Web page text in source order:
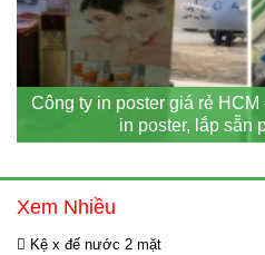
Công ty in poster giá rẻ
in poster, lắp sẵn
Xem Nhiều
Kệ x đế nước 2 mặt